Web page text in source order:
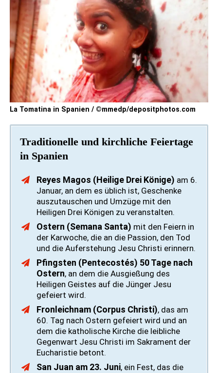
La Tomatina in Spanien / ©mmedp/depositphotos.com
Traditionelle und kirchliche Feiertage
in Spanien
Reyes Magos (Heilige Drei Könige) am 6.
Januar, an dem es üblich ist, Geschenke
auszutauschen und Umzüge mit den
Heiligen Drei Königen zu veranstalten.
Ostern (Semana Santa) mit den Feiern in
der Karwoche, die an die Passion, den Tod
und die Auferstehung Jesu Christi erinnern.
Pfingsten (Pentecostés) 50 Tage nach
Ostern, an dem die Ausgießung des
Heiligen Geistes auf die Jünger Jesu
gefeiert wird.
Fronleichnam (Corpus Christi), das am
60. Tag nach Ostern gefeiert wird und an
dem die katholische Kirche die leibliche
Gegenwart Jesu Christi im Sakrament der
Eucharistie betont.
San Juan am 23. Juni, ein Fest, das die